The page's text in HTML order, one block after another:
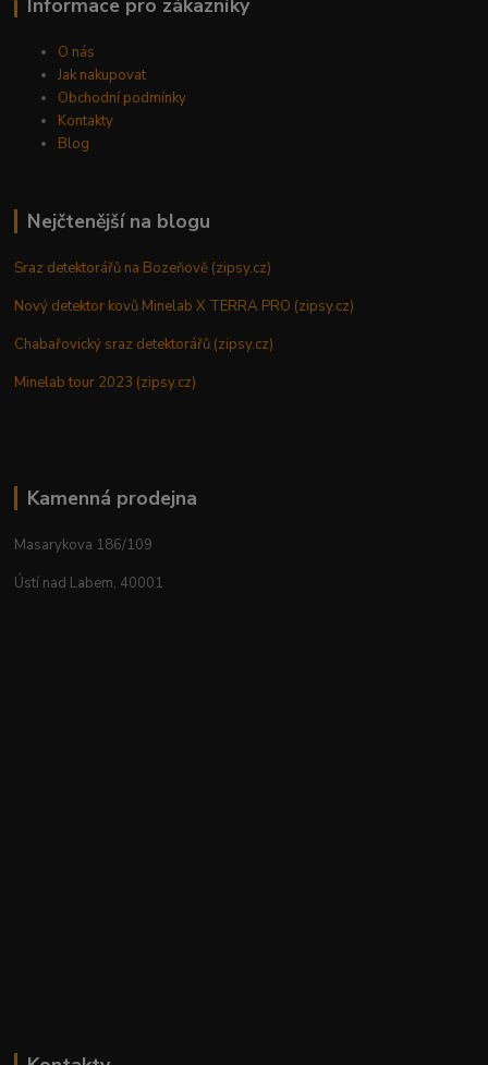
Informace pro zákazníky
O nás
Jak nakupovat
Obchodní podmínky
Kontakty
Blog
Nejčtenější na blogu
Sraz detektorářů na Bozeňově (zipsy.cz)
Nový detektor kovů Minelab X TERRA PRO (zipsy.cz)
Chabařovický sraz detektorářů (zipsy.cz)
Minelab tour 2023 (zipsy.cz)
Kamenná prodejna
Masarykova 186/109
Ústí nad Labem, 40001